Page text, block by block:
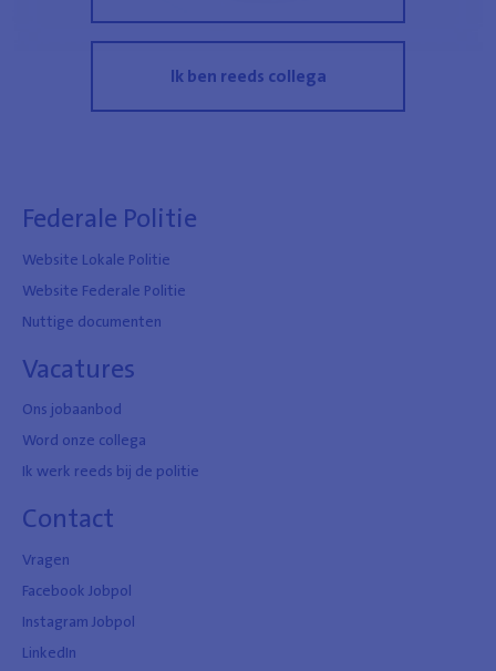
Ik ben reeds collega
Federale Politie
Website Lokale Politie
Website Federale Politie
Nuttige documenten
Vacatures
Ons jobaanbod
Word onze collega
Ik werk reeds bij de politie
Contact
Vragen
Facebook Jobpol
Instagram Jobpol
LinkedIn